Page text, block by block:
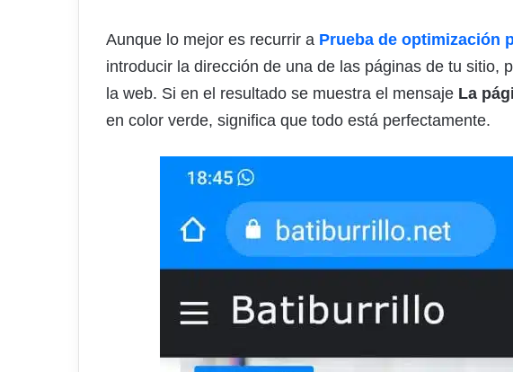
Aunque lo mejor es recurrir a Prueba de optimización
introducir la dirección de una de las páginas de tu sitio,
la web. Si en el resultado se muestra el mensaje La
en color verde, significa que todo está perfectamente.